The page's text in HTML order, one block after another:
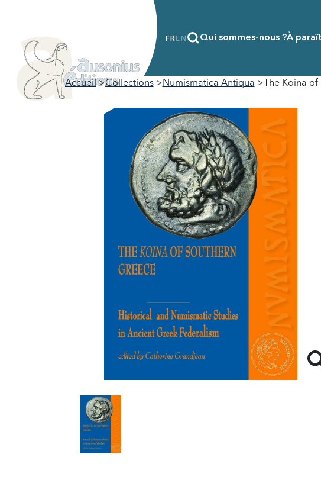
FR EN Qui sommes-nous ?À
Accueil Collections Numismatica Antiqua The Koina of